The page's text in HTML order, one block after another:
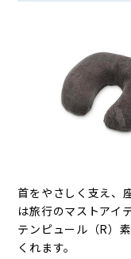
首をやさしく支え、
は旅行のマストアイテ
テンピュール（R）
くれます。